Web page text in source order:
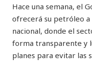
Hace una semana, el
ofrecerá su petróleo a
nacional, donde el
forma transparente y
planes para evitar las